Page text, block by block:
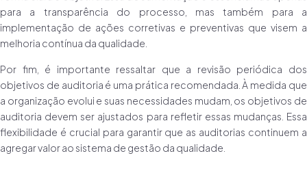
para a transparência do processo, mas também para a
implementação de ações corretivas e preventivas que visem a
melhoria contínua da qualidade.
Por fim, é importante ressaltar que a revisão periódica dos
objetivos de auditoria é uma prática recomendada. À medida que
a organização evolui e suas necessidades mudam, os objetivos de
auditoria devem ser ajustados para refletir essas mudanças. Essa
flexibilidade é crucial para garantir que as auditorias continuem a
agregar valor ao sistema de gestão da qualidade.